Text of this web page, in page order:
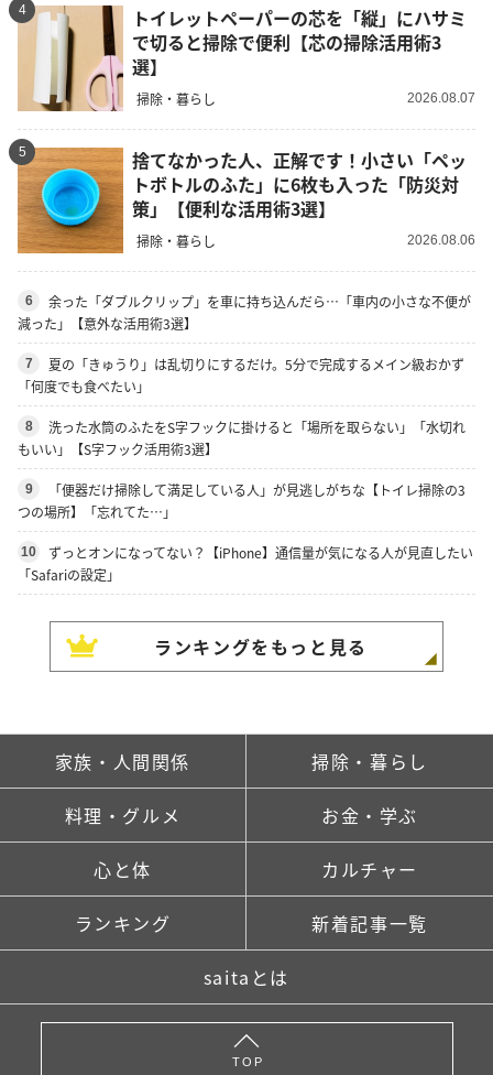
4
トイレットペーパーの芯を「縦」にハサミ
で切ると掃除で便利【芯の掃除活用術3
選】
掃除・暮らし 2026.08.07
5
捨てなかった人、正解です！小さい「ペッ
トボトルのふた」に6枚も入った「防災対
策」【便利な活用術3選】
掃除・暮らし 2026.08.06
6
余った「ダブルクリップ」を車に持ち込んだら…「車内の小さな不便が
減った」【意外な活用術3選】
7
夏の「きゅうり」は乱切りにするだけ。5分で完成するメイン級おかず
「何度でも食べたい」
8
洗った水筒のふたをS字フックに掛けると「場所を取らない」「水切れ
もいい」【S字フック活用術3選】
9
「便器だけ掃除して満足している人」が見逃しがちな【トイレ掃除の3
つの場所】「忘れてた…」
10
ずっとオンになってない？【iPhone】通信量が気になる人が見直したい
「Safariの設定」
ランキングをもっと見る
家族・人間関係 掃除・暮らし
料理・グルメ お金・学ぶ
心と体 カルチャー
ランキング 新着記事一覧
saitaとは
TOP